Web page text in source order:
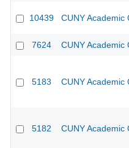
10439 CUNY Academic
7624 CUNY Academic
5183 CUNY Academic
5182 CUNY Academic